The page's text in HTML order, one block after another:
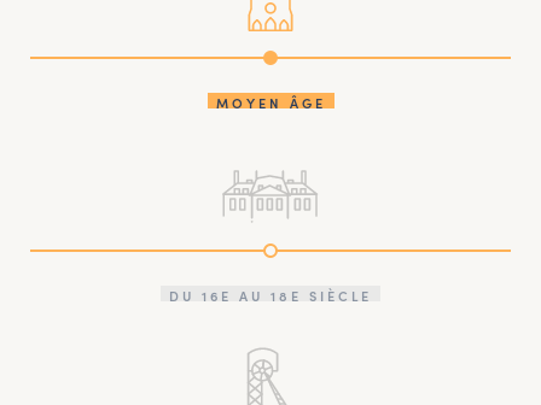
MOYEN ÂGE
DU 16E AU 18E SIÈCLE